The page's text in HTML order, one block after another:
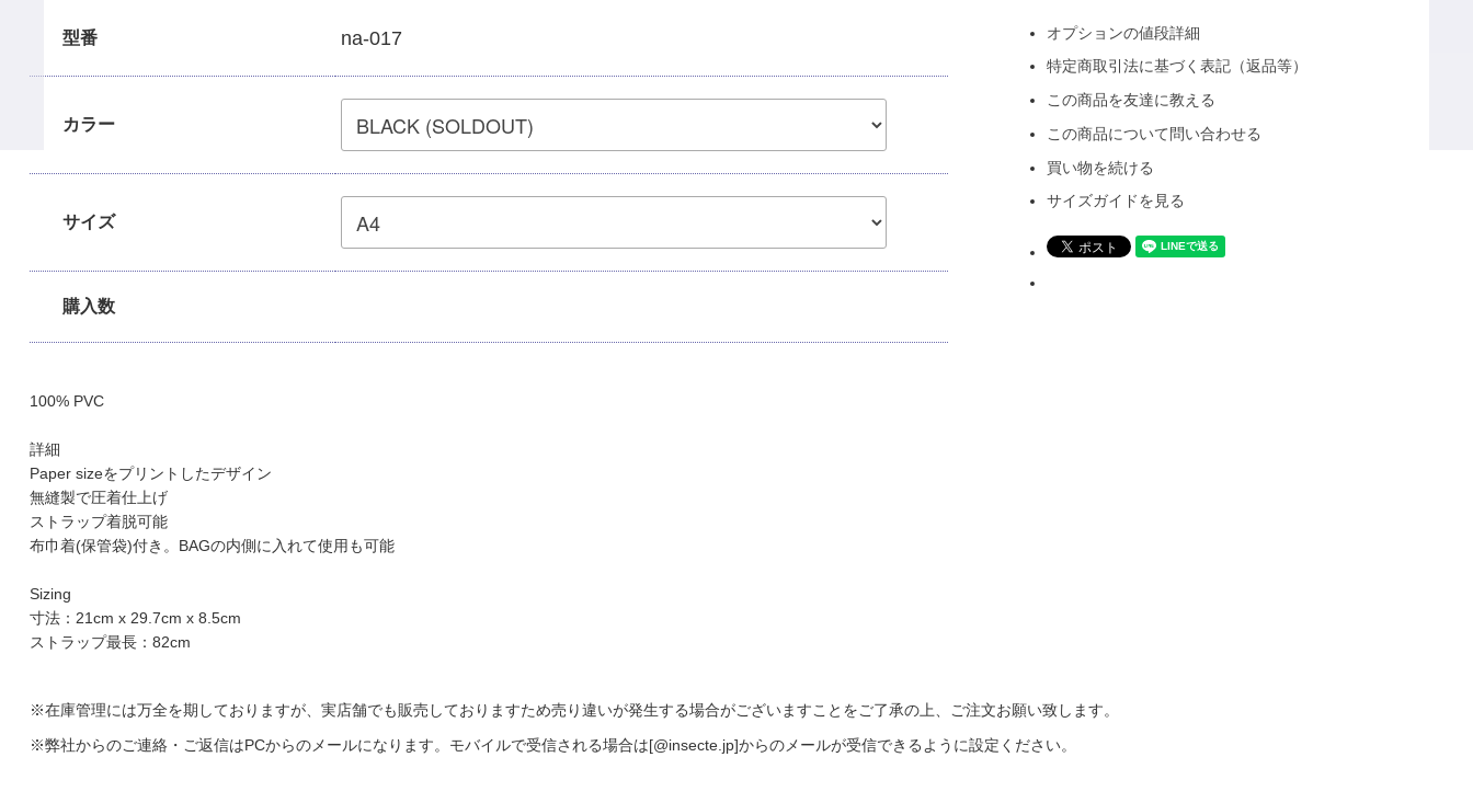
型番 na-017
カラー
サイズ
購入数
オプションの値段詳細
特定商取引法に基づく表記（返品等）
この商品を友達に教える
この商品について問い合わせる
買い物を続ける
サイズガイドを見る
100% PVC
詳細
Paper sizeをプリントしたデザイン
無縫製で圧着仕上げ
ストラップ着脱可能
布巾着(保管袋)付き。BAGの内側に入れて使用も可能
Sizing
寸法：21cm x 29.7cm x 8.5cm
ストラップ最長：82cm
※在庫管理には万全を期しておりますが、実店舗でも販売しておりますため売り違いが発生する場合がございますことをご了承の上、ご注文お願い致します。
※弊社からのご連絡・ご返信はPCからのメールになります。モバイルで受信される場合は[@insecte.jp]からのメールが受信できるように設定ください。